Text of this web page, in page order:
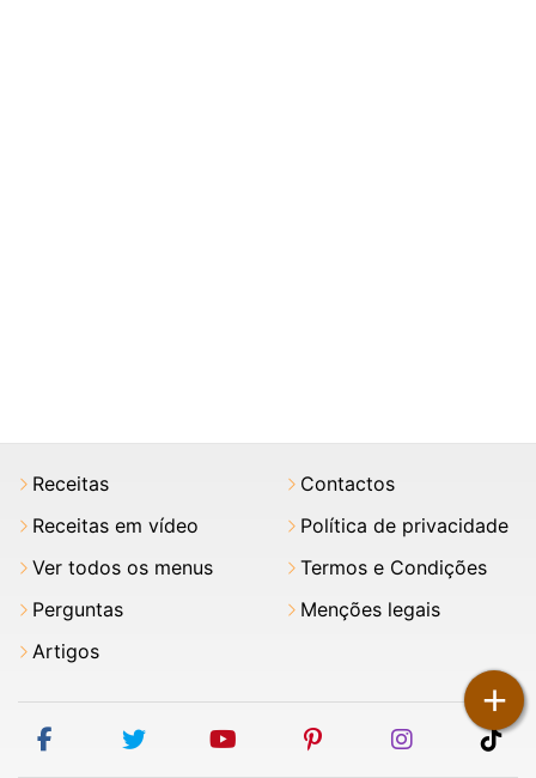
+
Receitas
Receitas em vídeo
Ver todos os menus
Perguntas
Artigos
Contactos
Política de privacidade
Termos e Condições
Menções legais
facebooktwitter youtubepinterestinstagram